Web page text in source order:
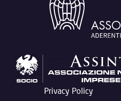
Privacy Policy